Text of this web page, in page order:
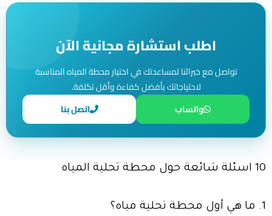
اطلب استشارة مجانية الآن
تواصل مع خبرائنا لمساعدتك في اختيار محطة المياه المناسبة
لاحتياجاتك بأفضل كفاءة وأقل تكلفة.
واتساب
اتصل بنا
10 اسئلة شائعة حول محطة تحلية المياه
1. ما هي أول محطة تحلية مياه؟